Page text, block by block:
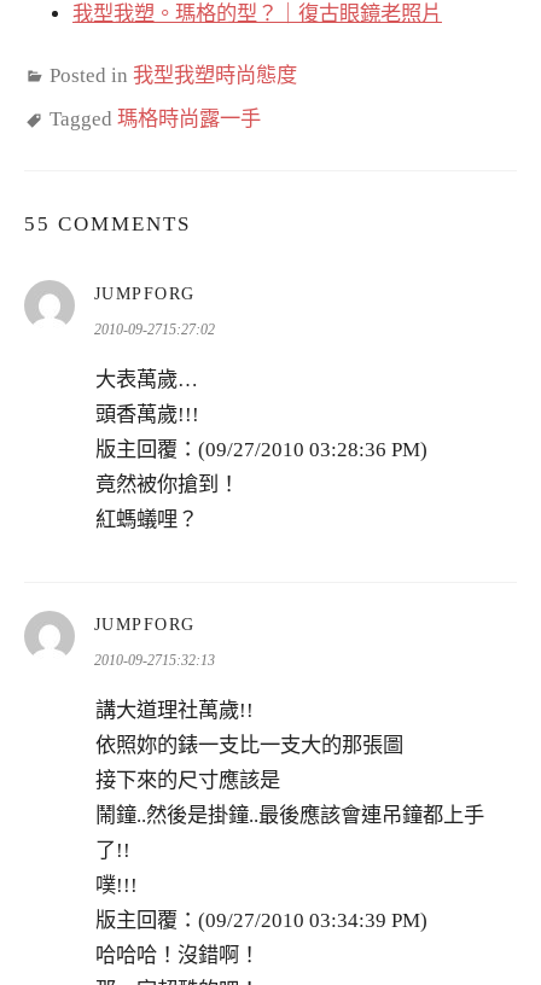
我型我塑。瑪格的型？｜復古眼鏡老照片
Posted in 我型我塑時尚態度
Tagged 瑪格時尚露一手
55 COMMENTS
JUMPFORG
示:
2010-09-2715:27:02
大表萬歲…
頭香萬歲!!!
版主回覆：(09/27/2010 03:28:36 PM)
竟然被你搶到！
紅螞蟻哩？
JUMPFORG
示:
2010-09-2715:32:13
講大道理社萬歲!!
依照妳的錶一支比一支大的那張圖
接下來的尺寸應該是
鬧鐘..然後是掛鐘..最後應該會連吊鐘都上手
了!!
噗!!!
版主回覆：(09/27/2010 03:34:39 PM)
哈哈哈！沒錯啊！